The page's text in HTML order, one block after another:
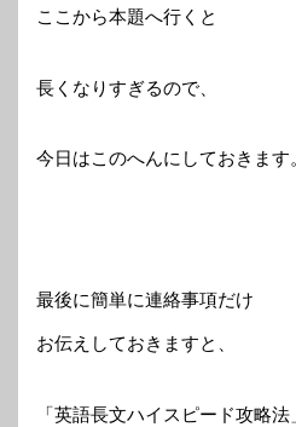
ここから本題へ行くと
長くなりすぎるので、
今日はこのへんにしておきます
最後に簡単に連絡事項だけ
お伝えしておきますと、
「英語長文ハイスピード攻略法